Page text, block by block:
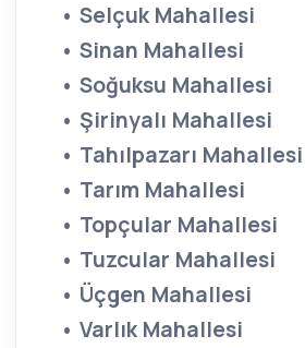
• Selçuk Mahallesi
• Sinan Mahallesi
• Soğuksu Mahallesi
• Şirinyalı Mahallesi
• Tahılpazarı Mahallesi
• Tarım Mahallesi
• Topçular Mahallesi
• Tuzcular Mahallesi
• Üçgen Mahallesi
• Varlık Mahallesi